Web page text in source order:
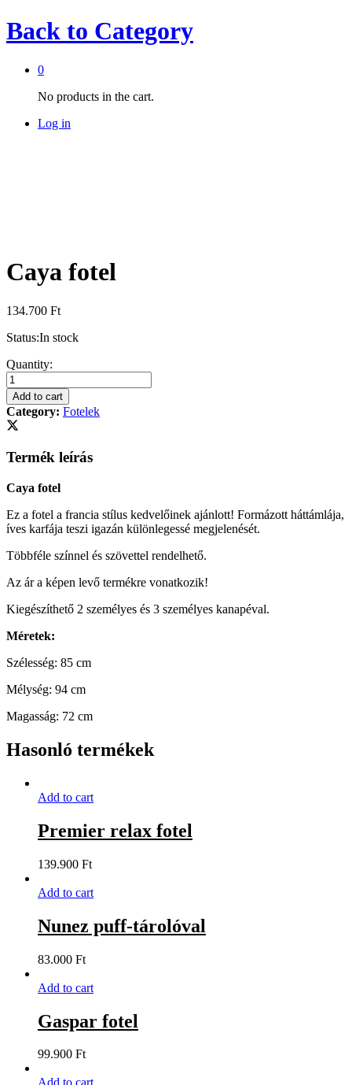
Back to Category
0
No products in the cart.
Log in
Caya fotel
134.700 Ft
Status:In stock
Caya
fotel
quantity
Quantity:
Add to cart
Category: Fotelek
Termék leírás
Caya fotel
Ez a fotel a francia stílus kedvelőinek ajánlott! Formázott háttámlája,
íves karfája teszi igazán különlegessé megjelenését.
Többféle színnel és szövettel rendelhető.
Az ár a képen levő termékre vonatkozik!
Kiegészíthető 2 személyes és 3 személyes kanapéval.
Méretek:
Szélesség: 85 cm
Mélység: 94 cm
Magasság: 72 cm
Hasonló termékek
Add to cart
Premier relax fotel
139.900 Ft
Add to cart
Nunez puff-tárolóval
83.000 Ft
Add to cart
Gaspar fotel
99.900 Ft